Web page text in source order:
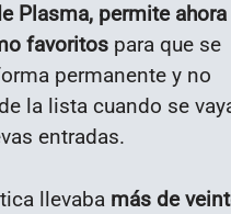
Plasma, permite
favoritos para que se
permanente y no
la lista cuando se
entradas.
llevaba más de